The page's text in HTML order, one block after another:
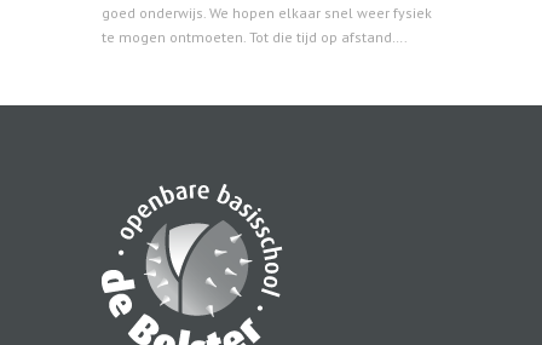
goed onderwijs. We hopen elkaar snel weer fysiek
te mogen ontmoeten. Tot die tijd op afstand….